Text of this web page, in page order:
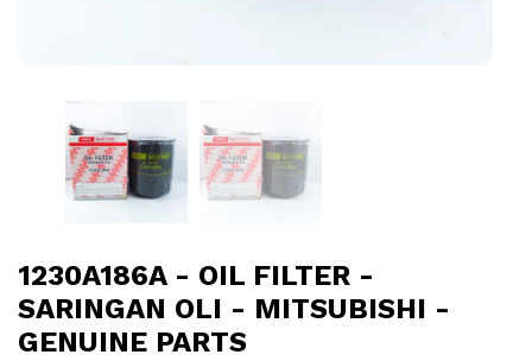
1230A186A - OIL FILTER -
SARINGAN OLI - MITSUBISHI -
GENUINE PARTS